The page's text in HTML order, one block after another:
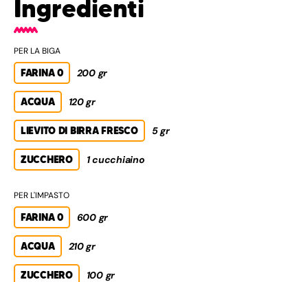
Ingredienti
PER LA BIGA
FARINA 0 200 gr
ACQUA 120 gr
LIEVITO DI BIRRA FRESCO 5 gr
ZUCCHERO 1 cucchiaino
PER L'IMPASTO
FARINA 0 600 gr
ACQUA 210 gr
ZUCCHERO 100 gr